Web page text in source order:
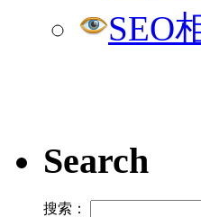
SEO
Search
搜索：